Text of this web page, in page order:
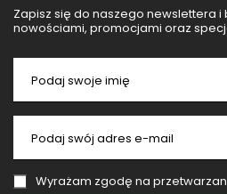
Zapisz się do naszego newslettera
nowościami, promocjami oraz
Podaj swoje imię
Podaj swój adres e-mail
Wyrażam zgodę na przetwarzanie moich danych osobowych (adres e-mail) na